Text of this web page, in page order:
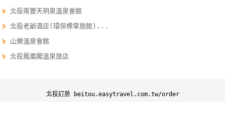
戶
服
⋟北投南豐天玥泉溫泉會館
⋟北投老爺酒店(環保標章旅館)...
⋟ 山樂溫泉會館
⋟北投鳳凰閣溫泉旅店
北投訂房 beitou.easytravel.com.tw/order